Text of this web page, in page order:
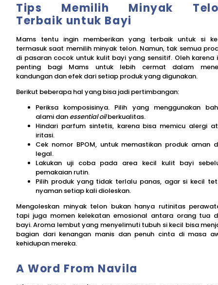
Tips Memilih Minyak
Terbaik untuk Bayi
Mams tentu ingin memberikan yang terbaik untuk si
termasuk saat memilih minyak telon. Namun, tak semua
di pasaran cocok untuk kulit bayi yang sensitif. Oleh karena
penting bagi Mams untuk lebih cermat dalam
kandungan dan efek dari setiap produk yang digunakan.
Berikut beberapa hal yang bisa jadi pertimbangan:
Periksa komposisinya. Pilih yang menggunakan
alami dan essential oilberkualitas.
Hindari parfum sintetis, karena bisa memicu alergi
iritasi.
Cek nomor BPOM, untuk memastikan produk aman
legal.
Lakukan uji coba pada area kecil kulit bayi
pemakaian rutin.
Pilih produk yang tidak terlalu panas, agar si kecil
nyaman setiap kali dioleskan.
Mengoleskan minyak telon bukan hanya rutinitas
tapi juga momen kelekatan emosional antara orang tua
bayi. Aroma lembut yang menyelimuti tubuh si kecil bisa
bagian dari kenangan manis dan penuh cinta di masa
kehidupan mereka.
A Word From Navila